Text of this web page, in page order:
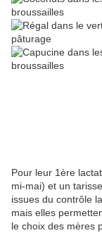
Pour leur 1ère
mi-mai) et un
issues du contrôle
mais elles
le choix des mères